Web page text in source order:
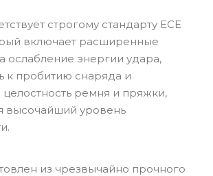
строгому стандарту ECE
включает расширенные
ослабление энергии удара,
к пробитию снаряда и
целостность ремня и пряжки,
высочайший уровень
из чрезвычайно прочного